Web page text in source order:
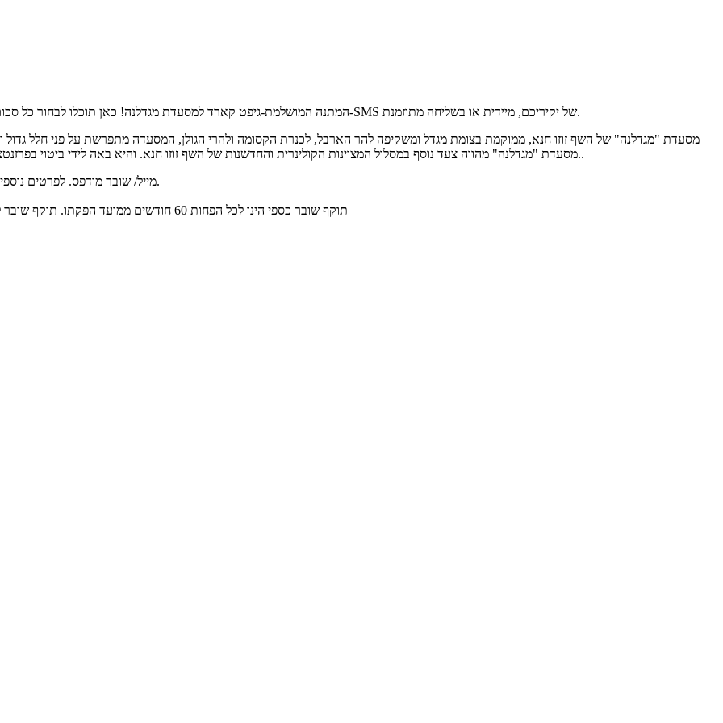
המתנה המושלמת-גיפט קארד למסעדת מגדלנה! כאן תוכלו לבחור כל סכום או חבילה שתרצו, לעצב גיפט קארד אישי ומפנק, ולשלוח אותו למייל או ל-SMS של יקיריכם, מיידית או בשליחה מתוזמנת.
מסעדת "מגדלנה" של השף זוזו חנא, ממוקמת בצומת מגדל ומשקיפה להר הארבל, לכנרת הקסומה ולהרי הגולן, המסעדה מתפרשת על פני חלל גדול
מסעדת "מגדלנה
" מהווה צעד נוסף במסלול המצוינות הקולינרית והחדשנות של השף זוזו חנא. והיא באה לידי ביטוי בפרזנטציה, באסתטיקה ובאווירה, ויותר מכול – בהרמוניה העדינה של טעמי האוכל..
למימוש יש להציג את קוד ה-Gift Card באמצעות SMS/ מייל/ שובר מודפס. לפרטים נוספים : 053-9367771.
תוקף שובר כספי הינו לכל הפחות 60 חודשים ממועד הפקתו. תוקף שובר לרכישת מוצר או שירות מסויים יהיה לכל הפחות 24 חודשים ממועד הפקתו